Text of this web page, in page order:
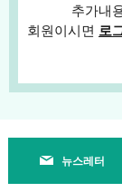
추가내
회원이시면 로
뉴스레터